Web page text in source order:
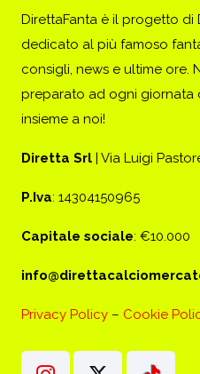
DirettaFanta è il progetto di
dedicato al più famoso
consigli, news e ultime ore.
preparato ad ogni giornata
insieme a noi!
Diretta Srl | Via Luigi
P.Iva: 14304150965
Capitale sociale: €10.000
Privacy Policy – Cookie